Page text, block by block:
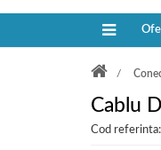
Cablu
Cod referinta: